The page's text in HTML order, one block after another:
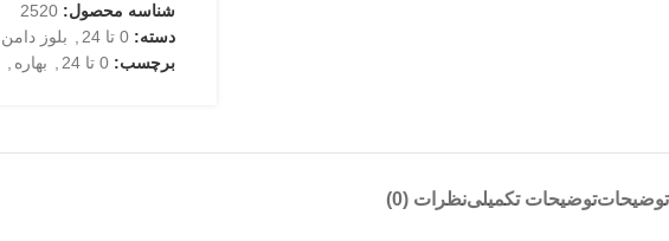
شناسه محصول: 2520
دسته: 0 تا 24 بلوز دامن
برچسب: 0 تا 24 بهاره
توضیحاتتوضیحات تکمیلینظرات (0)